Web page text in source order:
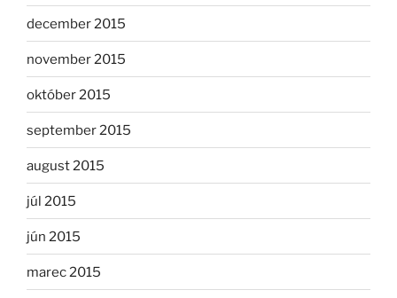
december 2015
november 2015
október 2015
september 2015
august 2015
júl 2015
jún 2015
marec 2015